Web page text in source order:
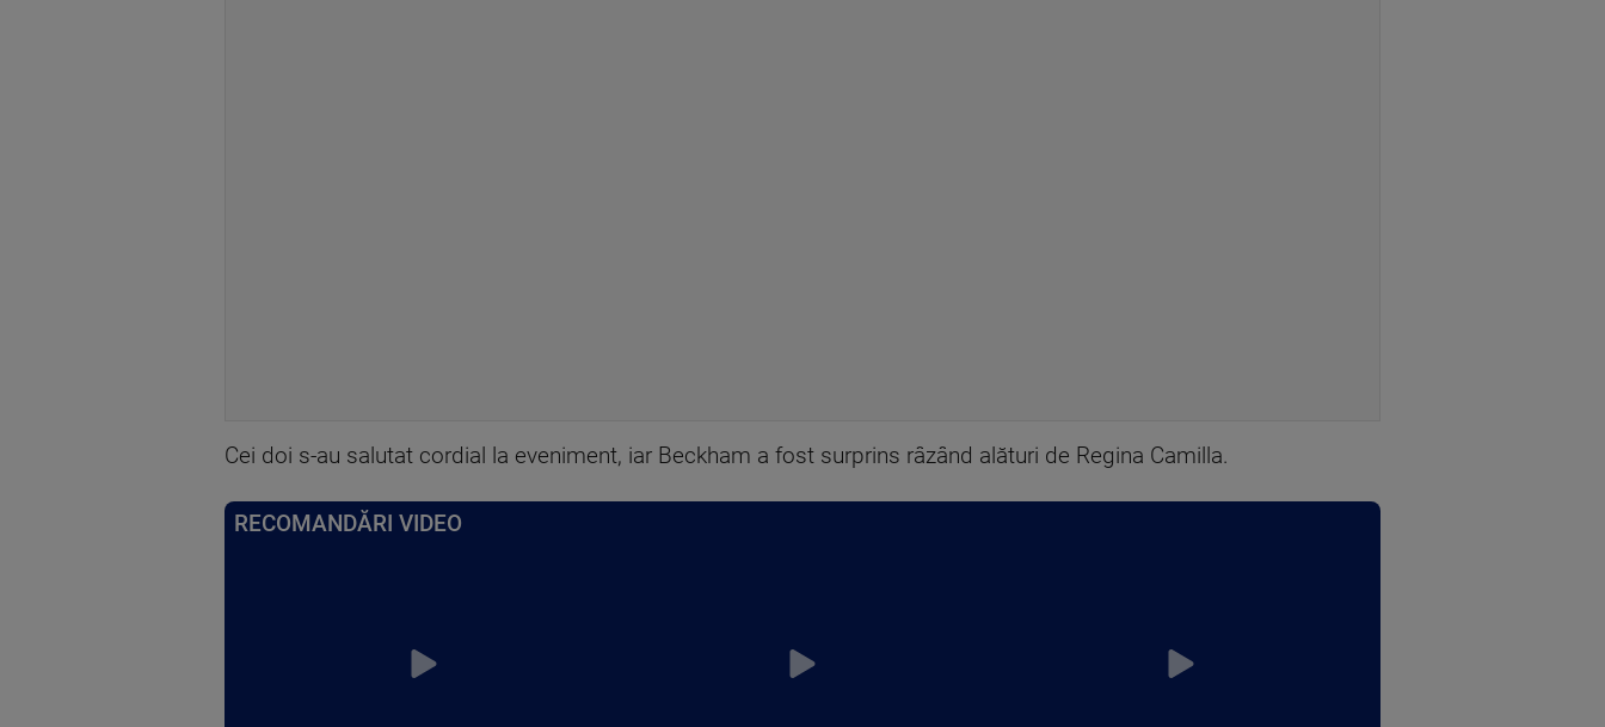
Cei doi s-au salutat cordial la eveniment, iar Beckham a fost surprins râzând alături de Regina Camilla.
RECOMANDĂRI VIDEO